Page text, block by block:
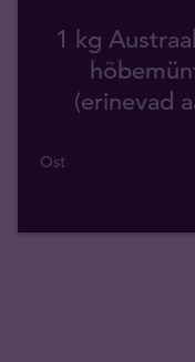
1 kg
(erinevad
Ost